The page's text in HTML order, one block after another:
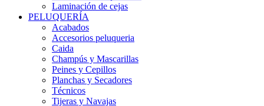
Laminación de cejas
PELUQUERÍA
Acabados
Accesorios peluqueria
Caida
Champús y Mascarillas
Peines y Cepillos
Planchas y Secadores
Técnicos
Tijeras y Navajas